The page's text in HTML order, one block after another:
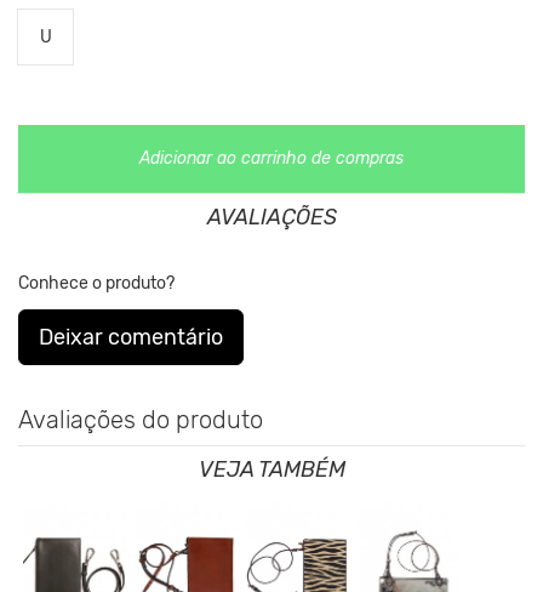
Comprimento: 15cm / Largura: 24cm
roupas.
Nos Produtos da King55 não se utilizam nenhum material
DNA da marca desde sua fundação.
U
Adicionar ao carrinho de compras
AVALIAÇÕES
Conhece o produto?
Deixar comentário
Avaliações do produto
VEJA TAMBÉM